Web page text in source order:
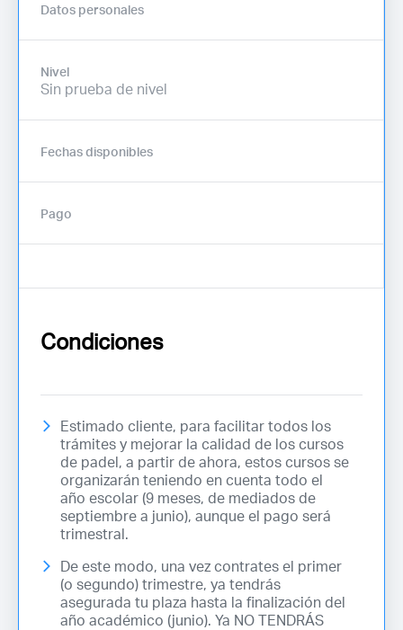
Datos personales
Nivel
Sin prueba de nivel
Fechas disponibles
Pago
Condiciones
Estimado cliente, para facilitar todos los
trámites y mejorar la calidad de los cursos
de padel, a partir de ahora, estos cursos se
organizarán teniendo en cuenta todo el
año escolar (9 meses, de mediados de
septiembre a junio), aunque el pago será
trimestral.
De este modo, una vez contrates el primer
(o segundo) trimestre, ya tendrás
asegurada tu plaza hasta la finalización del
año académico (junio). Ya NO TENDRÁS